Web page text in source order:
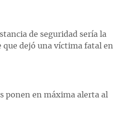
de seguridad sería la
que dejó una víctima fatal en
ponen en máxima alerta al